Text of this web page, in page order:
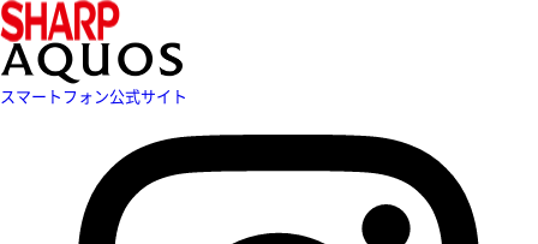
スマートフォン公式サイト